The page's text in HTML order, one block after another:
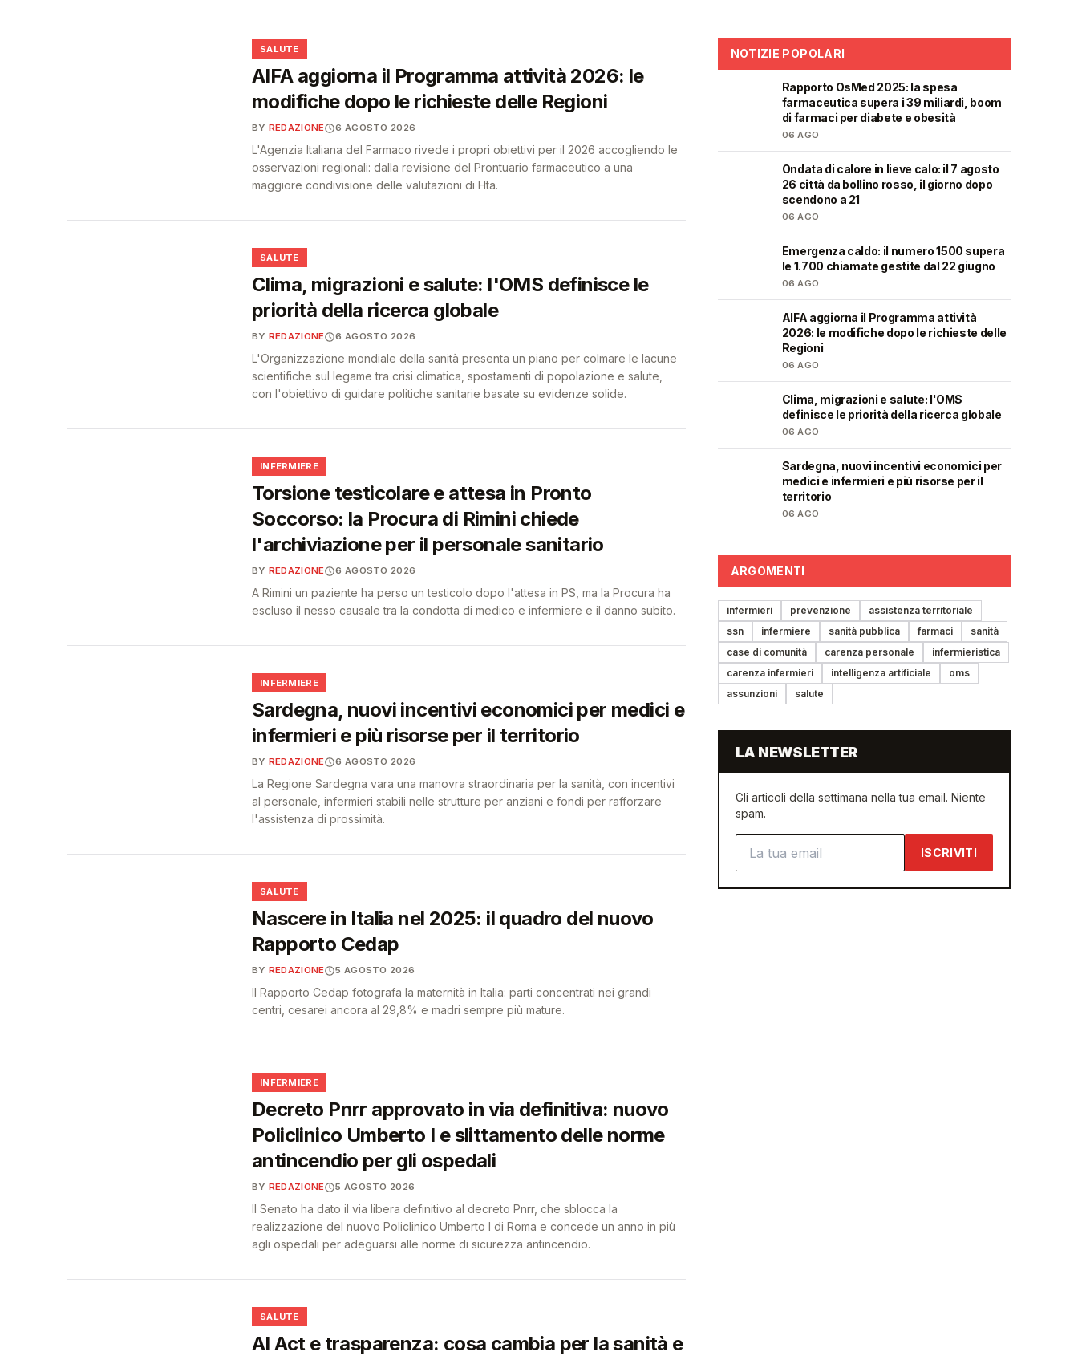
SALUTE
AIFA aggiorna il Programma attività 2026: le
modifiche dopo le richieste delle Regioni
BY REDAZIONE 6 AGOSTO 2026
L'Agenzia Italiana del Farmaco rivede i propri obiettivi per il 2026 accogliendo le
osservazioni regionali: dalla revisione del Prontuario farmaceutico a una
maggiore condivisione delle valutazioni di Hta.
SALUTE
Clima, migrazioni e salute: l'OMS definisce le
priorità della ricerca globale
BY REDAZIONE 6 AGOSTO 2026
L'Organizzazione mondiale della sanità presenta un piano per colmare le lacune
scientifiche sul legame tra crisi climatica, spostamenti di popolazione e salute,
con l'obiettivo di guidare politiche sanitarie basate su evidenze solide.
INFERMIERE
Torsione testicolare e attesa in Pronto
Soccorso: la Procura di Rimini chiede
l'archiviazione per il personale sanitario
BY REDAZIONE 6 AGOSTO 2026
A Rimini un paziente ha perso un testicolo dopo l'attesa in PS, ma la Procura ha
escluso il nesso causale tra la condotta di medico e infermiere e il danno subito.
INFERMIERE
Sardegna, nuovi incentivi economici per medici e
infermieri e più risorse per il territorio
BY REDAZIONE 6 AGOSTO 2026
La Regione Sardegna vara una manovra straordinaria per la sanità, con incentivi
al personale, infermieri stabili nelle strutture per anziani e fondi per rafforzare
l'assistenza di prossimità.
SALUTE
Nascere in Italia nel 2025: il quadro del nuovo
Rapporto Cedap
BY REDAZIONE 5 AGOSTO 2026
Il Rapporto Cedap fotografa la maternità in Italia: parti concentrati nei grandi
centri, cesarei ancora al 29,8% e madri sempre più mature.
INFERMIERE
Decreto Pnrr approvato in via definitiva: nuovo
Policlinico Umberto I e slittamento delle norme
antincendio per gli ospedali
BY REDAZIONE 5 AGOSTO 2026
Il Senato ha dato il via libera definitivo al decreto Pnrr, che sblocca la
realizzazione del nuovo Policlinico Umberto I di Roma e concede un anno in più
agli ospedali per adeguarsi alle norme di sicurezza antincendio.
SALUTE
AI Act e trasparenza: cosa cambia per la sanità e
NOTIZIE POPOLARI
Rapporto OsMed 2025: la spesa
farmaceutica supera i 39 miliardi, boom
di farmaci per diabete e obesità
06 AGO
Ondata di calore in lieve calo: il 7 agosto
26 città da bollino rosso, il giorno dopo
scendono a 21
06 AGO
Emergenza caldo: il numero 1500 supera
le 1.700 chiamate gestite dal 22 giugno
06 AGO
AIFA aggiorna il Programma attività
2026: le modifiche dopo le richieste delle
Regioni
06 AGO
Clima, migrazioni e salute: l'OMS
definisce le priorità della ricerca globale
06 AGO
Sardegna, nuovi incentivi economici per
medici e infermieri e più risorse per il
territorio
06 AGO
ARGOMENTI
infermieri prevenzione
assistenza territoriale
ssn
infermiere sanità pubblica farmaci
sanità
case di comunità
carenza personale
infermieristica
carenza infermieri
intelligenza artificiale
oms
assunzioni
salute
LA NEWSLETTER
Gli articoli della settimana nella tua email. Niente
spam.
ISCRIVITI